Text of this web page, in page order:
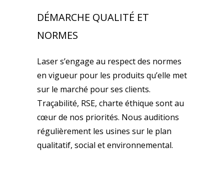
DÉMARCHE QUALITÉ ET
NORMES
Laser s’engage au respect des normes
en vigueur pour les produits qu’elle met
sur le marché pour ses clients.
Traçabilité, RSE, charte éthique sont au
cœur de nos priorités. Nous auditions
régulièrement les usines sur le plan
qualitatif, social et environnemental.